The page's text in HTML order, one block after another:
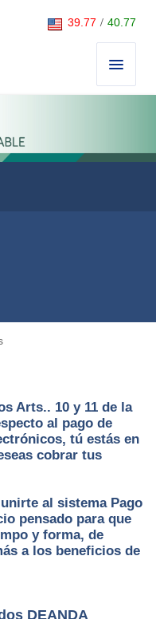
39.77 / 40.77
Arts.. 10 y 11 de la
al pago de
tú estás en
cobrar tus
al sistema Pago
pensado para que
y forma, de
a los beneficios de
DEANDA